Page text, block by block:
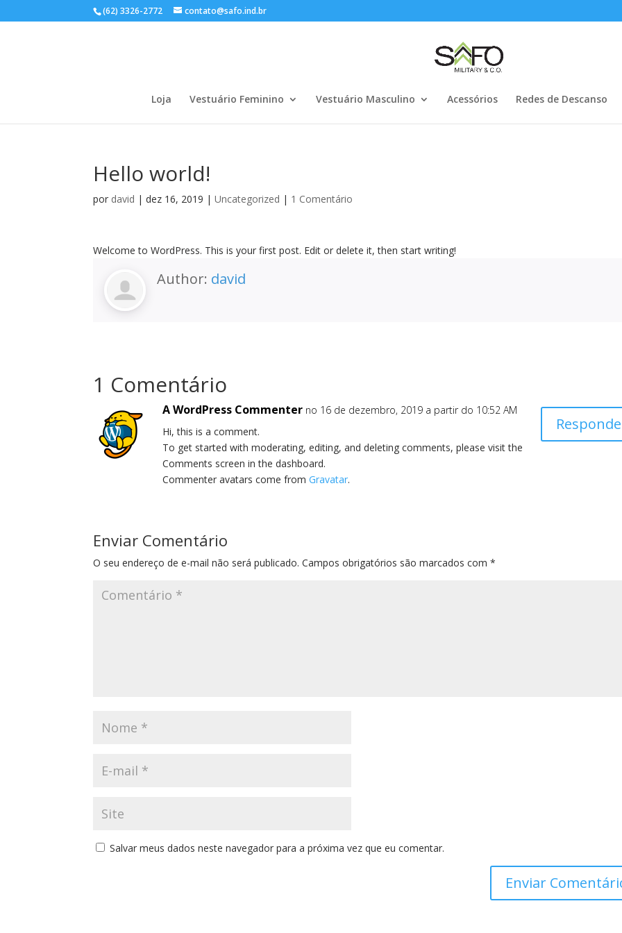
(62) 3326-2772 contato@safo.ind.br
Loja Vestuário Feminino Vestuário Masculino Acessórios Redes de Descanso
Hello world!
por david |dez 16, 2019 |Uncategorized | 1 Comentário
Welcome to WordPress. This is your first post. Edit or delete it, then start writing!
Author: david
1 Comentário
A WordPress Commenter no 16 de dezembro, 2019 a partir do 10:52 AM
Hi, this is a comment.
To get started with moderating, editing, and deleting comments, please visit the
Comments screen in the dashboard.
Commenter avatars come fromGravatar.
Enviar Comentário
O seu endereço de e-mail não será publicado. Campos obrigatórios são marcados com*
Salvar meus dados neste navegador para a próxima vez que eu comentar.